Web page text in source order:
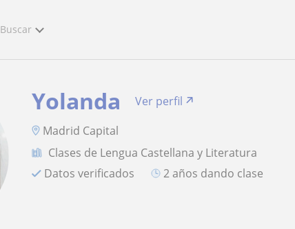
Buscar
Yolanda
Ver perfil
Madrid Capital
Clases de Lengua Castellana y Literatura
Datos verificados
2 años dando clase